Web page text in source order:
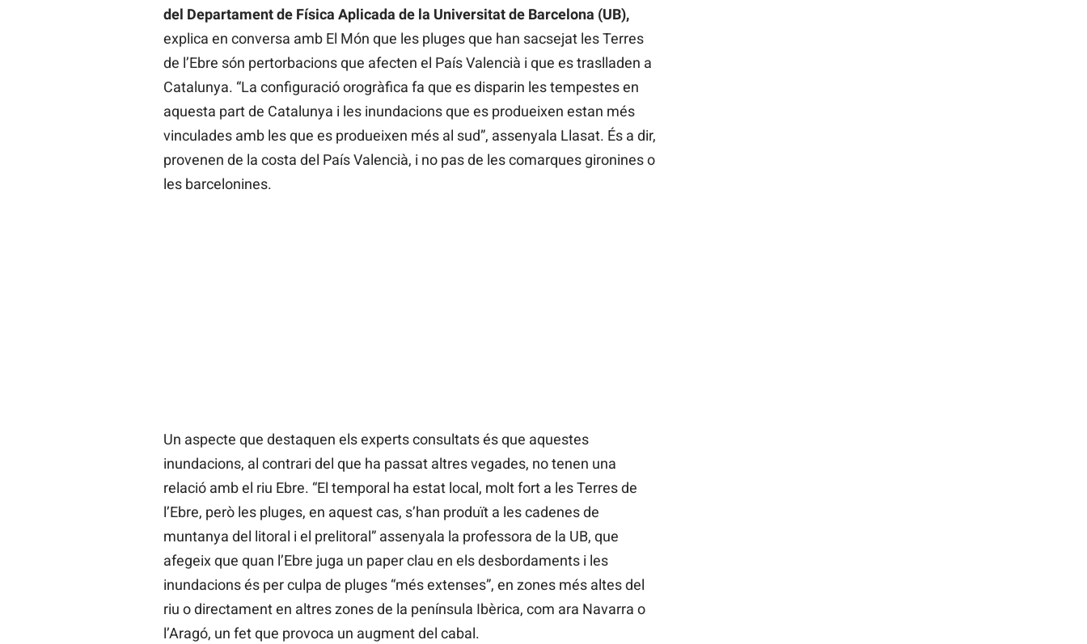
del Departament de Física Aplicada de la Universitat de Barcelona (UB),
explica en conversa amb El Món que les pluges que han sacsejat les Terres
de l’Ebre són pertorbacions que afecten el País Valencià i que es traslladen a
Catalunya. “La configuració orogràfica fa que es disparin les tempestes en
aquesta part de Catalunya i les inundacions que es produeixen estan més
vinculades amb les que es produeixen més al sud”, assenyala Llasat. És a dir,
provenen de la costa del País Valencià, i no pas de les comarques gironines o
les barcelonines.
Un aspecte que destaquen els experts consultats és que aquestes
inundacions, al contrari del que ha passat altres vegades, no tenen una
relació amb el riu Ebre. “El temporal ha estat local, molt fort a les Terres de
l’Ebre, però les pluges, en aquest cas, s’han produït a les cadenes de
muntanya del litoral i el prelitoral” assenyala la professora de la UB, que
afegeix que quan l’Ebre juga un paper clau en els desbordaments i les
inundacions és per culpa de pluges “més extenses”, en zones més altes del
riu o directament en altres zones de la península Ibèrica, com ara Navarra o
l’Aragó, un fet que provoca un augment del cabal.